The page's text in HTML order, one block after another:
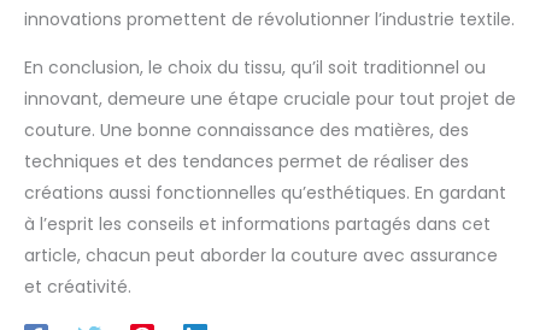
innovations promettent de révolutionner l’industrie textile.
En conclusion, le choix du tissu, qu’il soit traditionnel ou
innovant, demeure une étape cruciale pour tout projet de
couture. Une bonne connaissance des matières, des
techniques et des tendances permet de réaliser des
créations aussi fonctionnelles qu’esthétiques. En gardant
à l’esprit les conseils et informations partagés dans cet
article, chacun peut aborder la couture avec assurance
et créativité.